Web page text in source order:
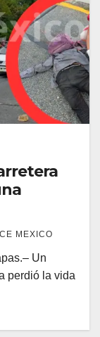
MEXICO
Un
perdió la vida